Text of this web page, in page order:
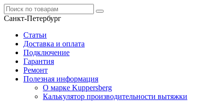
Санкт-Петербург
Статьи
Доставка и оплата
Подключение
Гарантия
Ремонт
Полезная информация
О марке Kuppersberg
Калькулятор производительности вытяжки